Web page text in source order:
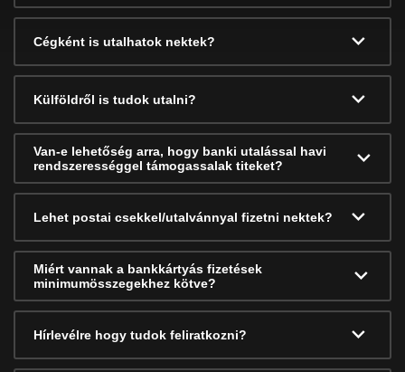
Cégként is utalhatok nektek?
Külföldről is tudok utalni?
Van-e lehetőség arra, hogy banki utalással havi
rendszerességgel támogassalak titeket?
Lehet postai csekkel/utalvánnyal fizetni nektek?
Miért vannak a bankkártyás fizetések
minimumösszegekhez kötve?
Hírlevélre hogy tudok feliratkozni?